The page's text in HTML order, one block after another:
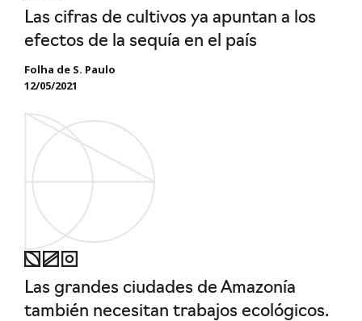
Las cifras de cultivos ya apuntan a los
efectos de la sequía en el país
Folha de S. Paulo
12/05/2021
Las grandes ciudades de Amazonía
también necesitan trabajos ecológicos.